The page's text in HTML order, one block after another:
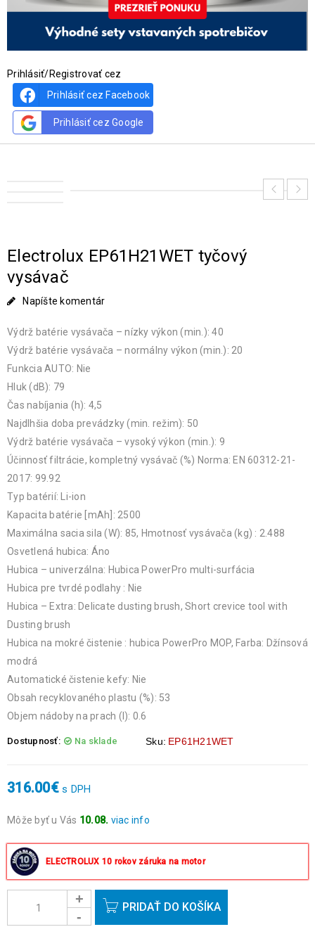
Prihlásiť/Registrovať cez
Prihlásiť cez Facebook
Prihlásiť cez Google
Electrolux EP61H21WET tyčový
vysávač
Napíšte komentár
Výdrž batérie vysávača – nízky výkon (min.): 40
Výdrž batérie vysávača – normálny výkon (min.): 20
Funkcia AUTO: Nie
Hluk (dB): 79
Čas nabíjania (h): 4,5
Najdlhšia doba prevádzky (min. režim): 50
Výdrž batérie vysávača – vysoký výkon (min.): 9
Účinnosť filtrácie, kompletný vysávač (%) Norma: EN 60312-21-
2017: 99.92
Typ batérií: Li-ion
Kapacita batérie [mAh]: 2500
Maximálna sacia sila (W): 85, Hmotnosť vysávača (kg) : 2.488
Osvetlená hubica: Áno
Hubica – univerzálna: Hubica PowerPro multi-surfácia
Hubica pre tvrdé podlahy : Nie
Hubica – Extra: Delicate dusting brush, Short crevice tool with
Dusting brush
Hubica na mokré čistenie : hubica PowerPro MOP, Farba: Džínsová
modrá
Automatické čistenie kefy: Nie
Obsah recyklovaného plastu (%): 53
Objem nádoby na prach (l): 0.6
Dostupnosť: Na sklade Sku: EP61H21WET
316.00€ s DPH
Môže byť u Vás 10.08. viac info
okrem víkendov a sviatkov.
ELECTROLUX 10 rokov záruka na motor
PRIDAŤ DO KOŠÍKA